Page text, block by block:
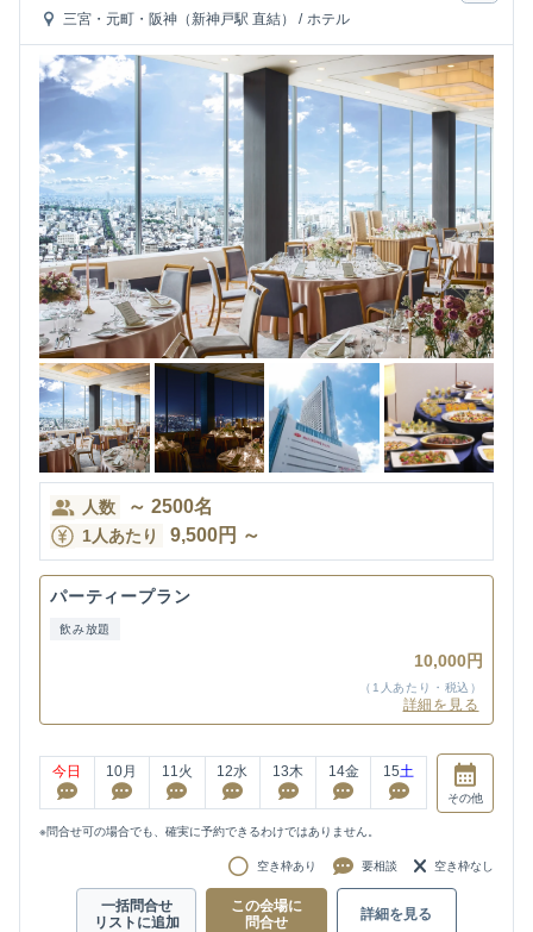
三宮・元町・阪神（新神戸駅 直結） / ホテル
人数 ～ 2500名
1人あたり 9,500円 ～
パーティープラン
飲み放題
10,000円
（1人あたり・税込）
詳細を見る
今日 10月 11火 12水 13木 14金 15土
その他
※問合せ可の場合でも、確実に予約できるわけではありません。
空き枠あり 要相談 空き枠なし
一括問合せ
リストに追加
この会場に
問合せ
詳細を見る